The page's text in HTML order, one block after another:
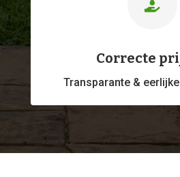

Correcte
Transparante &